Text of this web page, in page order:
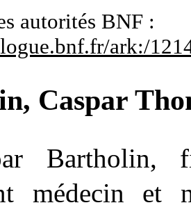
autorités BNF :
ark:/
Caspar
médecin et